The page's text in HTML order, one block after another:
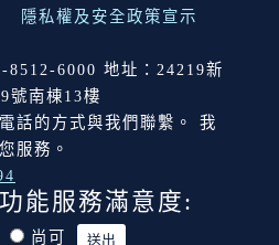
隱私權及安全政策宣示
6000 地址：24219新
號南棟13樓
話的方式與我們聯繫。 我
服務。
能服務滿意度:
尚可